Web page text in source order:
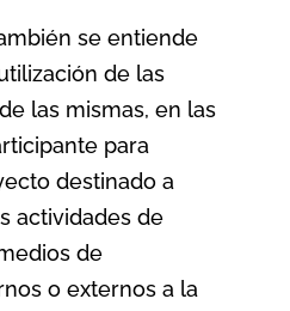
se entiende
de las
las mismas, en las
para
destinado a
actividades de
de
o externos a la